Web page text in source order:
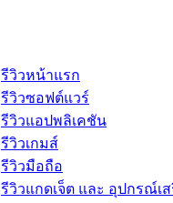
รีวิวหน้าแรก
รีวิวซอฟต์แวร์
รีวิวแอปพลิเคชัน
รีวิวเกมส์
รีวิวมือถือ
รีวิวแกดเจ็ต และ อุปกรณ์เ